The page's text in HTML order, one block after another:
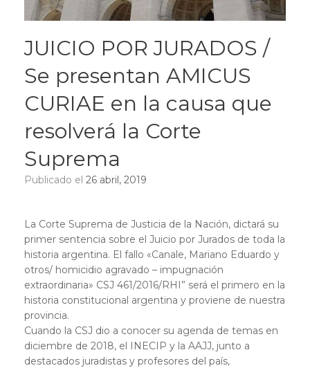
JUICIO POR JURADOS /
Se presentan AMICUS
CURIAE en la causa que
resolverá la Corte
Suprema
Publicado el 26 abril, 2019
La Corte Suprema de Justicia de la Nación, dictará su
primer sentencia sobre el Juicio por Jurados de toda la
historia argentina. El fallo «Canale, Mariano Eduardo y
otros/ homicidio agravado – impugnación
extraordinaria» CSJ 461/2016/RHI” será el primero en la
historia constitucional argentina y proviene de nuestra
provincia.
Cuando la CSJ dio a conocer su agenda de temas en
diciembre de 2018, el INECIP y la AAJJ, junto a
destacados juradistas y profesores del país,